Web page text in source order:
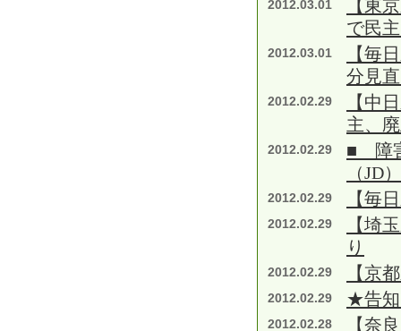
2012.03.01
【東
で民
2012.03.01
【毎
分見
2012.02.29
【中
主、
2012.02.29
■ 障
（JD
2012.02.29 【毎
2012.02.29
【埼
り
2012.02.29 【京
2012.02.29 ★告
2012.02.28 【奈